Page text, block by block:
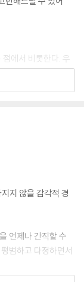
에서 비롯한다. 우
들은, 모두 개별 개체
이니까. 그럼 우리
와 의미를 전달하
이야. 그렇지만 그
인지는 도무지 짐작
데 그걸 못 전했다.
지 않을 감각적 경
언제나 간직할 수
범하고 다정하면서